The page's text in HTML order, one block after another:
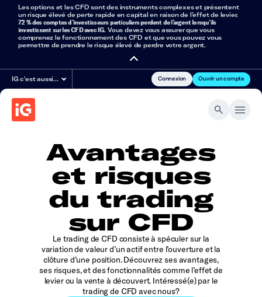
Les options et les CFD sont des instruments complexes et présentent
un risque élevé de perte rapide en capital en raison de l’effet de levier.
72 % des comptes d’investisseurs particuliers perdent de l’argent lorsqu’ils
investissent sur les CFD avec IG. Vous devez vous assurer que vous
comprenez le fonctionnement des CFD et que vous pouvez vous
permettre de prendre le risque élevé de perdre votre argent.
IG c'est aussi… Connexion Ouvrir un compte
Avantages
et risques
du trading
sur CFD
Le trading de CFD consiste à spéculer sur la
variation de valeur d’un actif entre l’ouverture et la
clôture d’une position. Découvrez ses avantages,
ses risques, et des fonctionnalités comme l’effet de
levier ou la vente à découvert. Intéressé(e) par le
trading de CFD avec nous?